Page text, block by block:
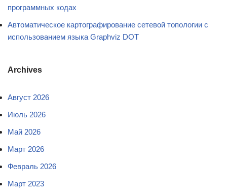
программных кодах
Автоматическое картографирование сетевой топологии с
использованием языка Graphviz DOT
Archives
Август 2026
Июль 2026
Май 2026
Март 2026
Февраль 2026
Март 2023